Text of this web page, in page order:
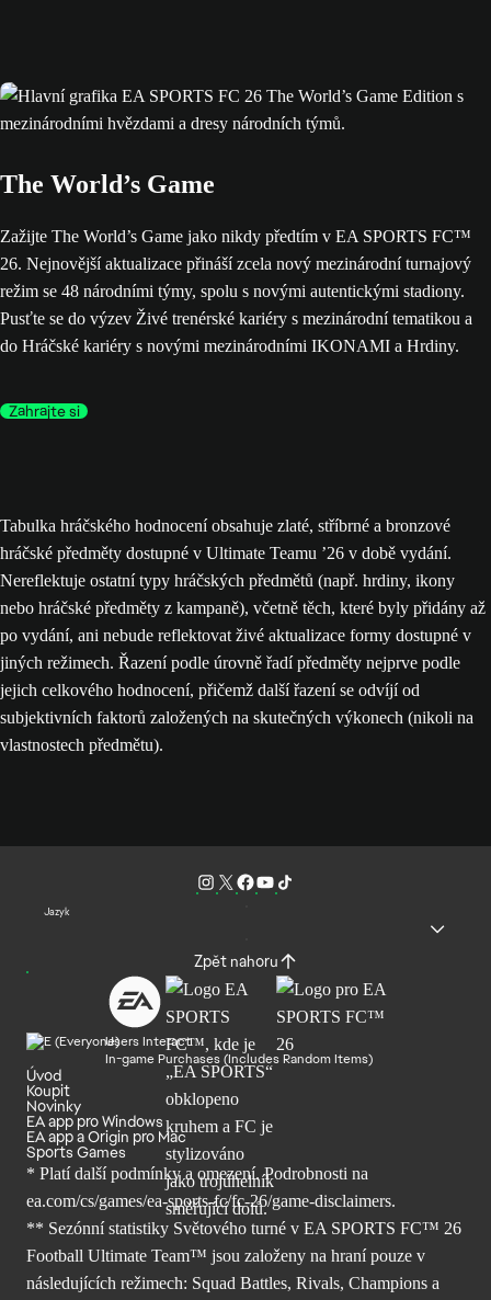
The World’s Game
Zažijte The World’s Game jako nikdy předtím v EA SPORTS FC™
26. Nejnovější aktualizace přináší zcela nový mezinárodní turnajový
režim se 48 národními týmy, spolu s novými autentickými stadiony.
Pusťte se do výzev Živé trenérské kariéry s mezinárodní tematikou a
do Hráčské kariéry s novými mezinárodními IKONAMI a Hrdiny.
Zahrajte si
Tabulka hráčského hodnocení obsahuje zlaté, stříbrné a bronzové
hráčské předměty dostupné v Ultimate Teamu ’26 v době vydání.
Nereflektuje ostatní typy hráčských předmětů (např. hrdiny, ikony
nebo hráčské předměty z kampaně), včetně těch, které byly přidány až
po vydání, ani nebude reflektovat živé aktualizace formy dostupné v
jiných režimech. Řazení podle úrovně řadí předměty nejprve podle
jejich celkového hodnocení, přičemž další řazení se odvíjí od
subjektivních faktorů založených na skutečných výkonech (nikoli na
vlastnostech předmětu).
Jazyk
Zpět nahoru
Users Interact
In-game Purchases (Includes Random Items)
Úvod
Koupit
Novinky
EA app pro Windows
EA app a Origin pro Mac
Sports Games
* Platí další podmínky a omezení. Podrobnosti na
ea.com/cs/games/ea-sports-fc/fc-26/game-disclaimers.
** Sezónní statistiky Světového turné v EA SPORTS FC™ 26
Football Ultimate Team™ jsou založeny na hraní pouze v
následujících režimech: Squad Battles, Rivals, Champions a